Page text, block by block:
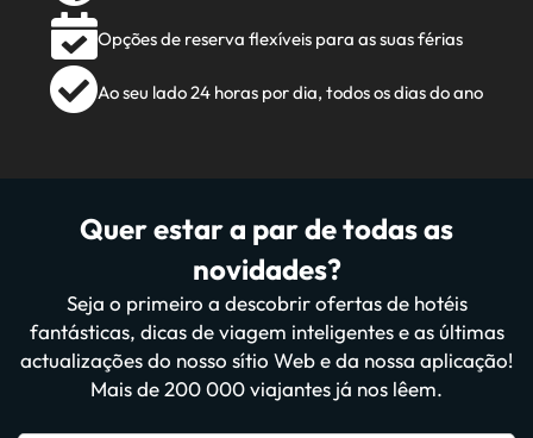
Opções de reserva flexíveis para as suas férias
Ao seu lado 24 horas por dia, todos os dias do ano
Quer estar a par de todas as
novidades?
Seja o primeiro a descobrir ofertas de hotéis
fantásticas, dicas de viagem inteligentes e as últimas
actualizações do nosso sítio Web e da nossa aplicação!
Mais de 200 000 viajantes já nos lêem.